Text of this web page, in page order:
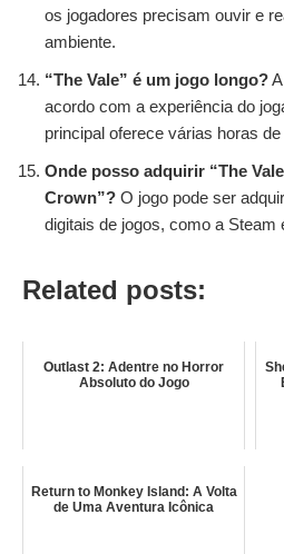
os jogadores precisam ouvir e
ambiente.
“The Vale” é um jogo longo?
acordo com a experiência do
principal oferece várias horas
Onde posso adquirir “The
Crown”? O jogo pode ser
digitais de jogos, como a Steam
Related posts:
Outlast 2: Adentre no Horror
Absoluto do Jogo
Return to Monkey Island: A Volta
de Uma Aventura Icônica